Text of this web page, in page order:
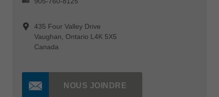
435 Four Valley Drive
Vaughan, Ontario L4K 5X5
Canada
NOUS JOINDRE